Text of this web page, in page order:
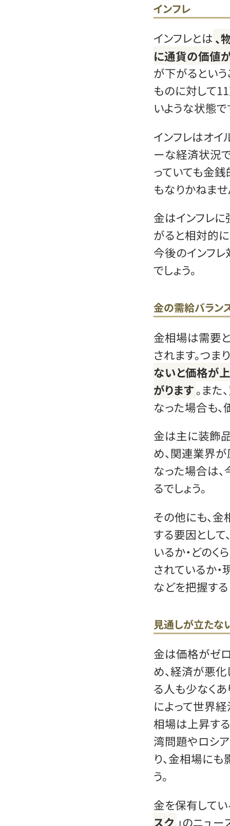
インフレ
インフレとは、
に通貨の価値
が下がるとい
ものに対して
いような状態で
インフレはオイ
ーな経済状況
っていても金
もなりかねませ
金はインフレ
がると相対的
今後のインフ
でしょう。
金の需給バラン
金相場は需要
されます。つまり
ないと価格が
がります。また
なった場合も、
金は主に装飾
め、関連業界
なった場合は
るでしょう。
その他にも、
する要因として
いるか・どのく
されているか
などを把握する
見通しが立たな
金は価格がゼ
め、経済が悪
る人も少なく
によって世界
相場は上昇す
湾問題やロシ
り、金相場に
う。
金を保有してい
スク 」のニュ